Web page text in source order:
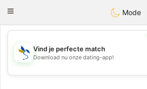
SvenskaDating
Toggle
Mode
💖
💕
Vind je perfecte match
Download nu onze dating-app!